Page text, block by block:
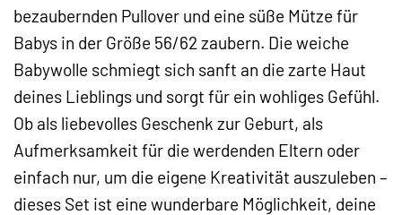
bezaubernden Pullover und eine süße Mütze für
Babys in der Größe 56/62 zaubern. Die weiche
Babywolle schmiegt sich sanft an die zarte Haut
deines Lieblings und sorgt für ein wohliges Gefühl.
Ob als liebevolles Geschenk zur Geburt, als
Aufmerksamkeit für die werdenden Eltern oder
einfach nur, um die eigene Kreativität auszuleben –
dieses Set ist eine wunderbare Möglichkeit, deine